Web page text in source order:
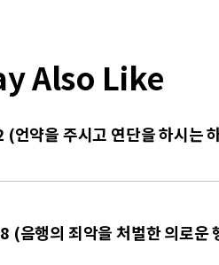
Also Like
언약을 주시고 연단을 하시는
(음행의 죄악을 처벌한 의로운